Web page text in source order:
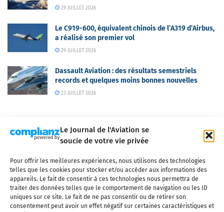
Le Journal de l'Aviation se
soucie de votre vie privée
Pour offrir les meilleures expériences, nous utilisons des technologies
telles que les cookies pour stocker et/ou accéder aux informations des
appareils. Le fait de consentir à ces technologies nous permettra de
traiter des données telles que le comportement de navigation ou les ID
uniques sur ce site. Le fait de ne pas consentir ou de retirer son
consentement peut avoir un effet négatif sur certaines caractéristiques et
29 JUILLET 2026
Le C919-600, équivalent chinois de l’A319 d’Airbus,
a réalisé son premier vol
29 JUILLET 2026
Dassault Aviation : des résultats semestriels
records et quelques moins bonnes nouvelles
23 JUILLET 2026
Qui sommes-nous ? Nous contacter
Partenaires
Mentions légales
CGV Politique de confidentialité Cookies